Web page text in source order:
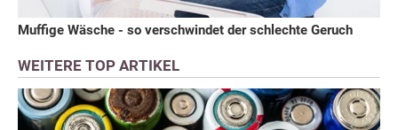
Muffige Wäsche - so verschwindet der schlechte Geruch
WEITERE TOP ARTIKEL